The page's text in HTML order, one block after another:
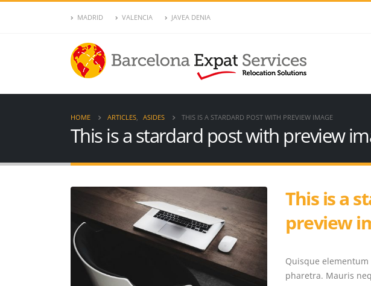
MADRID VALENCIA JAVEA DENIA
HOME ARTICLES, ASIDES THIS IS A STARDARD POST WITH PREVIEW IMAGE
This is a stardard post with preview
This is a
preview
Quisque
pharetra. Mauris